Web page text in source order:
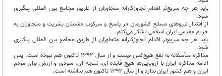
باید هر چه سریع‌تر اقدام تجاوزکارانه متجاوزان از طریق مجامع بین المللی پیگیری
شود.
از اقتدار نیروهای مسلح کشورمان در پاسخ و سرکوب دشمنان بشریت و متجاوزان به
حریم مقدس ایران اسلامی تشکر می‌کنم.
باید هر چه سریع‌تر اقدام تجاوزکارانه متجاوزان از طریق مجامع بین المللی پیگیری
شود.
مذاکره متأسفانه به نفع هیچ‌کس نیست و از سال 1392 تاکنون هم نبوده است. پس
ادامه مذاکره ایران با اروپایی‌ها هیچ فایده ای، نتیجه ای، سودی و ارزش برای مردم
ایران و هم کشور ایران ندارد و از سال 1392 تاکنون هم نداشته است.